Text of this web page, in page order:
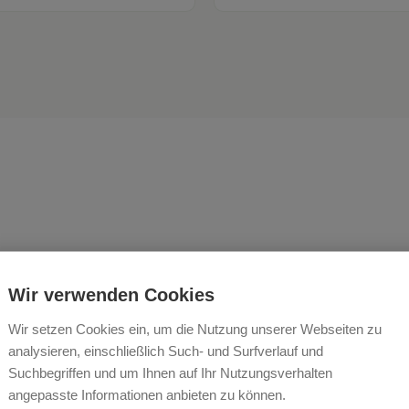
Balkon aus den
Wir verwenden Cookies
Wir setzen Cookies ein, um die Nutzung unserer Webseiten zu
analysieren, einschließlich Such- und Surfverlauf und
Suchbegriffen und um Ihnen auf Ihr Nutzungsverhalten
angepasste Informationen anbieten zu können.